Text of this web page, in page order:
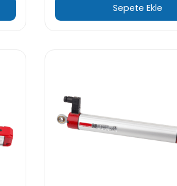
Sepete Ekle